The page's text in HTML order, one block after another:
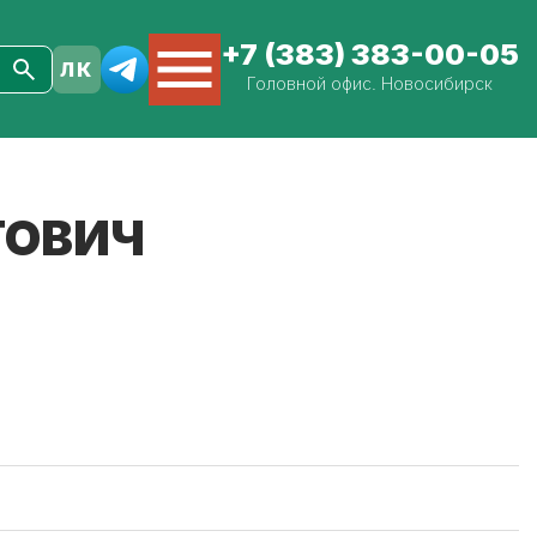
+7 (383) 383-00-05
Головной офис. Новосибирск